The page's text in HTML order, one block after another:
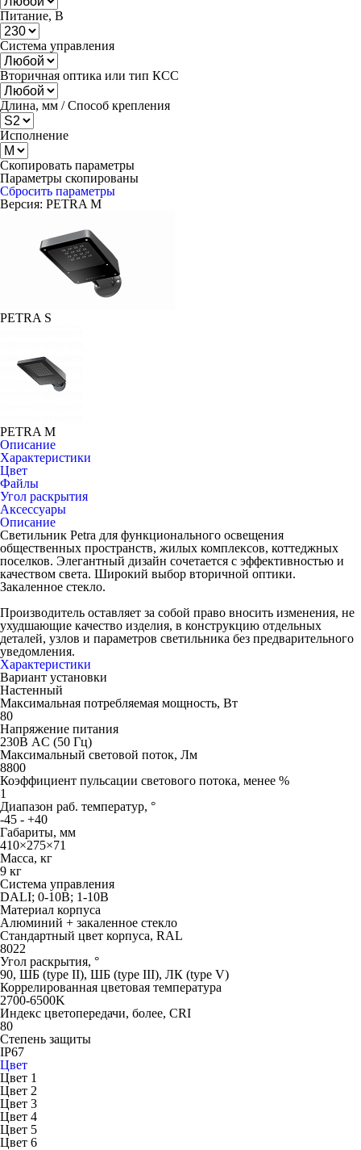
Питание, В
Система управления
Вторичная оптика или тип КСС
Длина, мм / Способ крепления
Исполнение
Скопировать параметры
Параметры скопированы
Сбросить параметры
Версия: PETRA M
PETRA S
PETRA M
Описание
Характеристики
Цвет
Файлы
Угол раскрытия
Аксессуары
Описание
Светильник Petra для функционального освещения
общественных пространств, жилых комплексов, коттеджных
поселков. Элегантный дизайн сочетается с эффективностью и
качеством света. Широкий выбор вторичной оптики.
Закаленное стекло.
Производитель оставляет за собой право вносить изменения, не
ухудшающие качество изделия, в конструкцию отдельных
деталей, узлов и параметров светильника без предварительного
уведомления.
Характеристики
Вариант установки
Настенный
Максимальная потребляемая мощность, Вт
80
Напряжение питания
230В AC (50 Гц)
Максимальный световой поток, Лм
8800
Коэффициент пульсации светового потока, менее %
1
Диапазон раб. температур, °
-45 - +40
Габариты, мм
410×275×71
Масса, кг
9 кг
Система управления
DALI; 0-10В; 1-10В
Материал корпуса
Алюминий + закаленное стекло
Стандартный цвет корпуса, RAL
8022
Угол раскрытия, °
90, ШБ (type II), ШБ (type III), ЛК (type V)
Коррелированная цветовая температура
2700-6500K
Индекс цветопередачи, более, CRI
80
Степень защиты
IP67
Цвет
Цвет 1
Цвет 2
Цвет 3
Цвет 4
Цвет 5
Цвет 6